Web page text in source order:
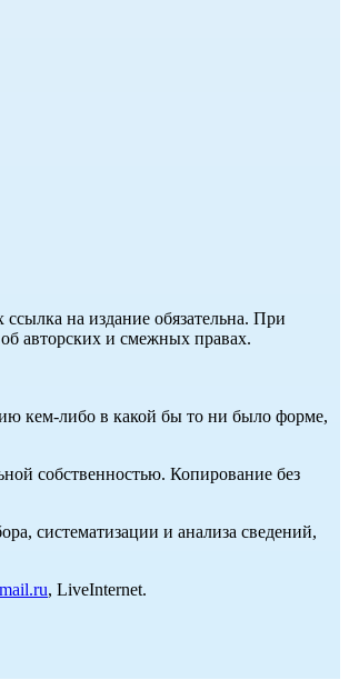
на издание обязательна. При
авторских и смежных правах.
кем-либо в какой бы то ни было форме,
собственностью. Копирование без
систематизации и анализа сведений,
, LiveInternet.